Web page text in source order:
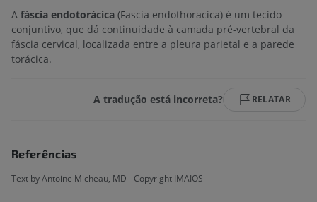
A fáscia endotorácica (Fascia endothoracica) é um tecido
conjuntivo, que dá continuidade à camada pré-vertebral da
fáscia cervical, localizada entre a pleura parietal e a parede
torácica.
A tradução está incorreta? RELATAR
Referências
Text by Antoine Micheau, MD - Copyright IMAIOS